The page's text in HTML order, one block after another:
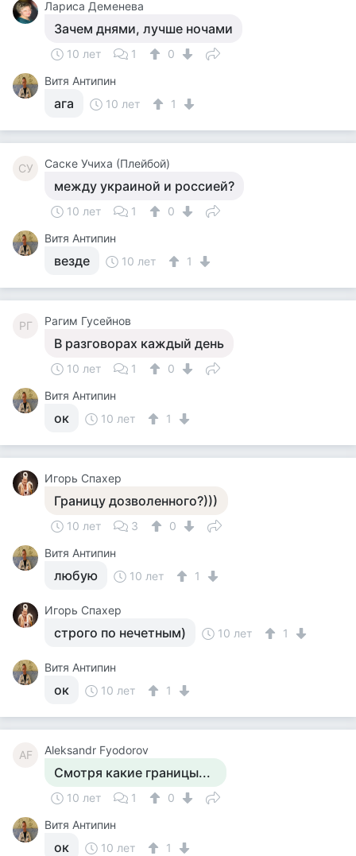
Лариса Деменева
Зачем днями, лучше ночами
10 лет 1
0
Витя Антипин
ага 10 лет 1
СУ Саске Учиха (Плейбой)
между украиной и россией?
10 лет 1
0
Витя Антипин
везде 10 лет 1
РГ Рагим Гусейнов
В разговорах каждый день
10 лет 1
0
Витя Антипин
ок 10 лет 1
Игорь Спахер
Границу дозволенного?)))
10 лет 3
0
Витя Антипин
любую 10 лет 1
Игорь Спахер
строго по нечетным) 10 лет 1
Витя Антипин
ок 10 лет 1
AF Aleksandr Fyodorov
Смотря какие границы...
10 лет 1
0
Витя Антипин
ок 10 лет 1